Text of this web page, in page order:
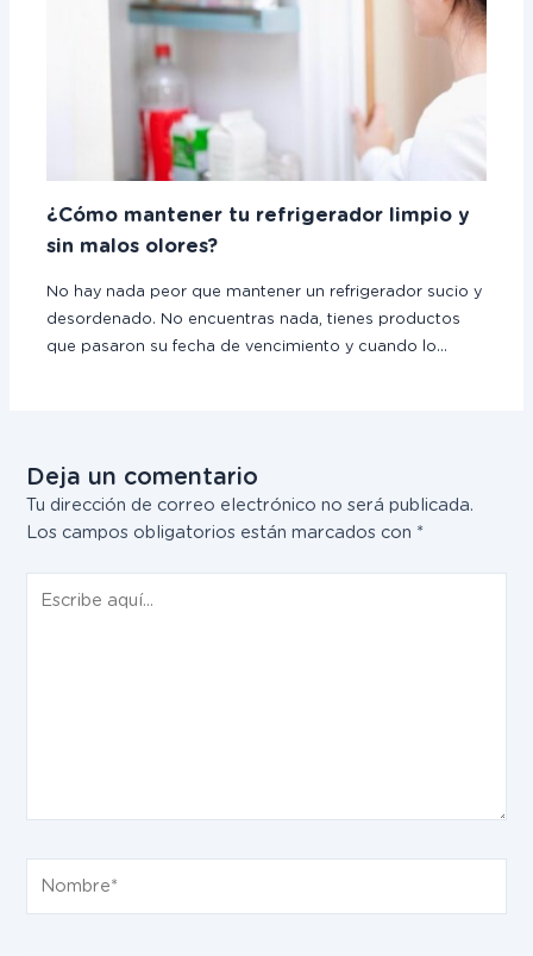
¿Cómo mantener tu refrigerador limpio y
sin malos olores?
No hay nada peor que mantener un refrigerador sucio y
desordenado. No encuentras nada, tienes productos
que pasaron su fecha de vencimiento y cuando lo…
Deja un comentario
Tu dirección de correo electrónico no será publicada.
Los campos obligatorios están marcados con *
aquí...